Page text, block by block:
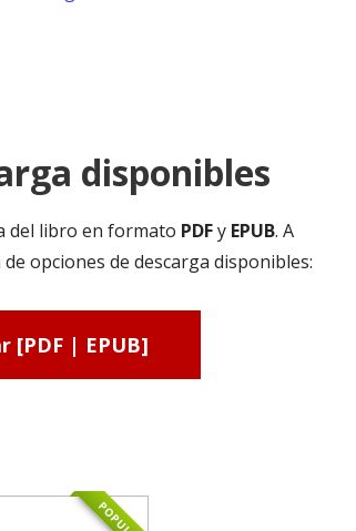
disponibles
del libro en formato PDFy EPUB. A
opciones de descarga disponibles:
[PDF | EPUB]